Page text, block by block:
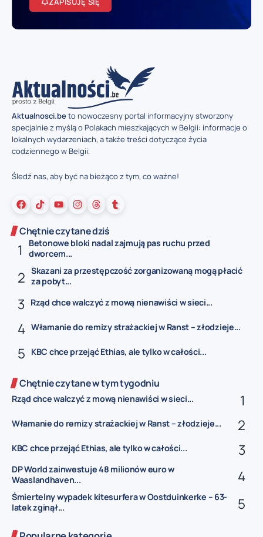
Aktualnosci.beto nowoczesny portal informacyjny stworzony
specjalnie z myślą o Polakach mieszkających w Belgii: informacje o
lokalnych wydarzeniach, a także treści dotyczące życia
codziennego w Belgii.
Śledź nas, aby być na bieżąco z tym, co ważne!
Chętnie czytane dziś
Betonowe bloki nadal zajmują pas ruchu przed
dworcem...
Skazani za przestępczość zorganizowaną mogą płacić
za pobyt...
Rząd chce walczyć z mową nienawiści w sieci...
Włamanie do remizy strażackiej w Ranst – złodzieje...
KBC chce przejąć Ethias, ale tylko w całości...
Chętnie czytane w tym tygodniu
Rząd chce walczyć z mową nienawiści w sieci...
Włamanie do remizy strażackiej w Ranst – złodzieje...
KBC chce przejąć Ethias, ale tylko w całości...
DP World zainwestuje 48 milionów euro w
Waaslandhaven...
Śmiertelny wypadek kitesurfera w Oostduinkerke – 63-
latek zginął...